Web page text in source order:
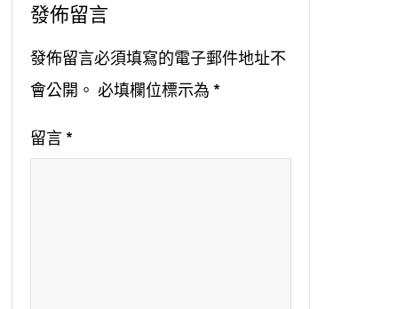
發佈留言
發佈留言必須填寫的電子郵件地址不
會公開。 必填欄位標示為 *
留言 *